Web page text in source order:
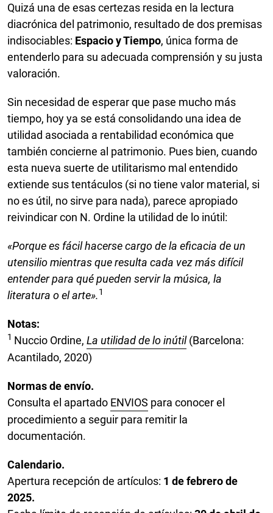
Quizá una de esas certezas resida en la lectura
diacrónica del patrimonio, resultado de dos premisas
indisociables: Espacio y Tiempo, única forma de
entenderlo para su adecuada comprensión y su justa
valoración.
Sin necesidad de esperar que pase mucho más
tiempo, hoy ya se está consolidando una idea de
utilidad asociada a rentabilidad económica que
también concierne al patrimonio. Pues bien, cuando
esta nueva suerte de utilitarismo mal entendido
extiende sus tentáculos (si no tiene valor material, si
no es útil, no sirve para nada), parece apropiado
reivindicar con N. Ordine la utilidad de lo inútil:
«Porque es fácil hacerse cargo de la eficacia de un
utensilio mientras que resulta cada vez más difícil
entender para qué pueden servir la música, la
literatura o el arte».1
Notas:
1 Nuccio Ordine, La utilidad de lo inútil(Barcelona:
Acantilado, 2020)
Normas de envío.
Consulta el apartado ENVIOS para conocer el
procedimiento a seguir para remitir la
documentación.
Calendario.
Apertura recepción de artículos: 1 de febrero de
2025.